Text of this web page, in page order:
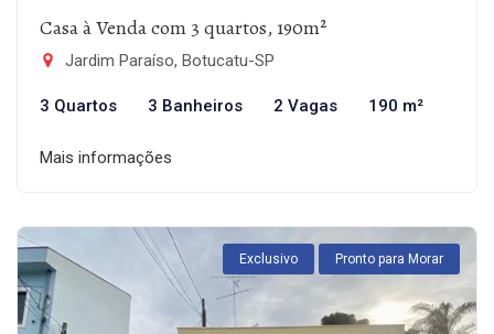
Casa à Venda com 3 quartos, 190m²
Jardim Paraíso, Botucatu-SP
3 Quartos 3 Banheiros 2 Vagas 190 m²
Mais informações
Exclusivo Pronto para Morar